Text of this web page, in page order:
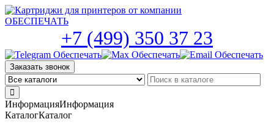
Skip
to
+7 (499) 350 37 23
Заказать звонок
ИнформацияИнформация
КаталогКаталог